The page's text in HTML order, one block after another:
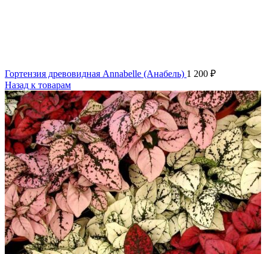
Гортензия древовидная Annabelle (Анабель) 1 200 ₽
Назад к товарам